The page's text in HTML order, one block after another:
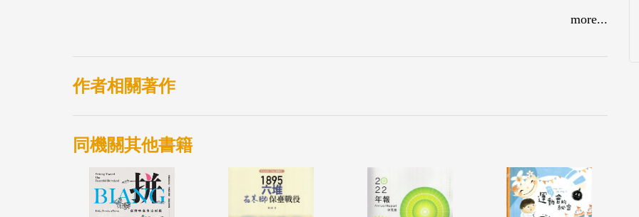
more...
作者相關著作
同機關其他書籍